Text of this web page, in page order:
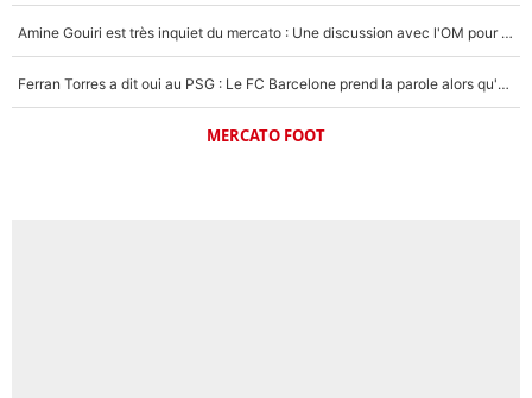
Amine Gouiri est très inquiet du mercato : Une discussion avec l'OM pour acter son transfert !
Ferran Torres a dit oui au PSG : Le FC Barcelone prend la parole alors qu'un transfert de l'attaquant espagnol prend forme
MERCATO FOOT